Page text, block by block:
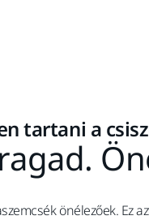
tartani a
önélezőek. Ez